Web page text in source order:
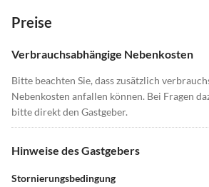
Preise
Verbrauchsabhängige Nebenkosten
Bitte beachten Sie, dass zusätzlich
Nebenkosten anfallen können. Bei Fragen
bitte direkt den Gastgeber.
Hinweise des Gastgebers
Stornierungsbedingung